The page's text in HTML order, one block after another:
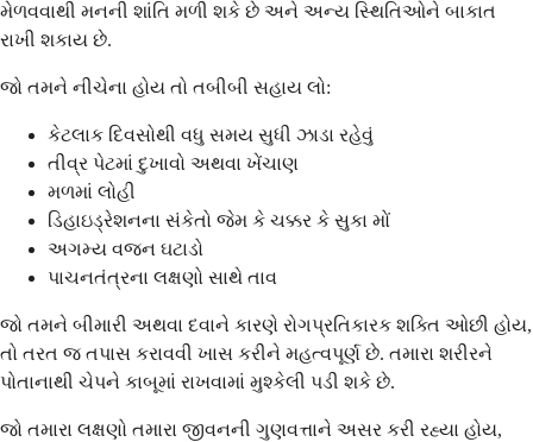
મેળવવાથી મનની શાંતિ મળી શકે છે અને અન્ય સ્થિતિઓને બાકાત
રાખી શકાય છે.
જો તમને નીચેના હોય તો તબીબી સહાય લો:
કેટલાક દિવસોથી વધુ સમય સુધી ઝાડા રહેવું
તીવ્ર પેટમાં દુખાવો અથવા ખેંચાણ
મળમાં લોહી
ડિહાઇડ્રેશનના સંકેતો જેમ કે ચક્કર કે સુકા મોં
અગમ્ય વજન ઘટાડો
પાચનતંત્રના લક્ષણો સાથે તાવ
જો તમને બીમારી અથવા દવાને કારણે રોગપ્રતિકારક શક્તિ ઓછી હોય,
તો તરત જ તપાસ કરાવવી ખાસ કરીને મહત્વપૂર્ણ છે. તમારા શરીરને
પોતાનાથી ચેપને કાબૂમાં રાખવામાં મુશ્કેલી પડી શકે છે.
જો તમારા લક્ષણો તમારા જીવનની ગુણવત્તાને અસર કરી રહ્યા હોય,